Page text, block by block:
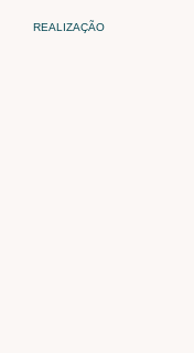
REALIZAÇÃO